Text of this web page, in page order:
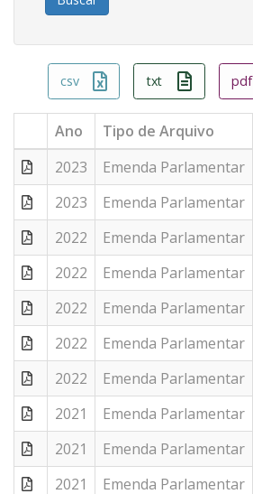
csv txt pdf
Ano Tipo de Arquivo
2023
Emenda Parlamentar
2023
Emenda Parlamentar
2022
Emenda Parlamentar
2022
Emenda Parlamentar
2022
Emenda Parlamentar
2022
Emenda Parlamentar
2022
Emenda Parlamentar
2021
Emenda Parlamentar
2021
Emenda Parlamentar
2021
Emenda Parlamentar